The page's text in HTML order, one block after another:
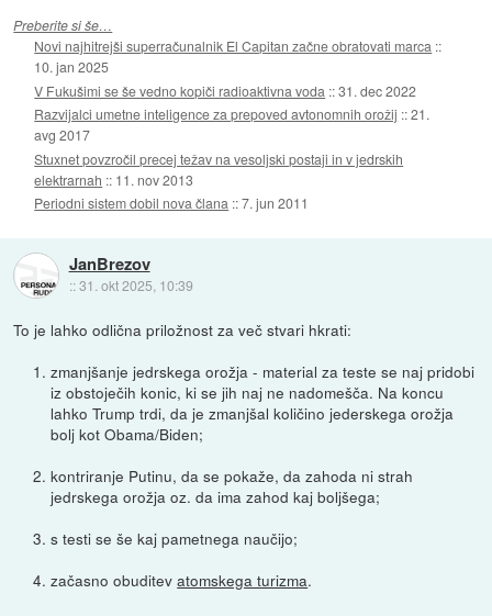
Preberite si še…
Novi najhitrejši superračunalnik El Capitan začne obratovati marca ::
10. jan 2025
V Fukušimi se še vedno kopiči radioaktivna voda ::31. dec 2022
Razvijalci umetne inteligence za prepoved avtonomnih orožij ::21.
avg 2017
Stuxnet povzročil precej težav na vesoljski postaji in v jedrskih
elektrarnah :: 11. nov 2013
Periodni sistem dobil nova člana ::7. jun 2011
JanBrezov
::31. okt 2025, 10:39
To je lahko odlična priložnost za več stvari hkrati:
zmanjšanje jedrskega orožja - material za teste se naj pridobi
iz obstoječih konic, ki se jih naj ne nadomešča. Na koncu
lahko Trump trdi, da je zmanjšal količino jederskega orožja
bolj kot Obama/Biden;
kontriranje Putinu, da se pokaže, da zahoda ni strah
jedrskega orožja oz. da ima zahod kaj boljšega;
s testi se še kaj pametnega naučijo;
začasno obuditevatomskega turizma.